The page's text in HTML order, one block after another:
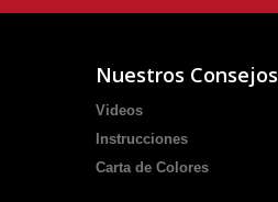
Nuestros Consejos
Videos
Instrucciones
Carta de Colores